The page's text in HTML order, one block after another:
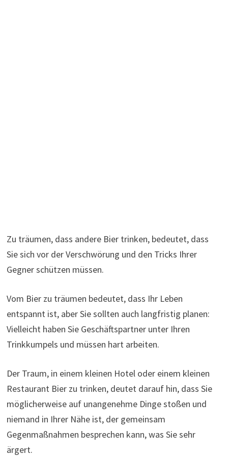
Zu träumen, dass andere Bier trinken, bedeutet, dass
Sie sich vor der Verschwörung und den Tricks Ihrer
Gegner schützen müssen.
Vom Bier zu träumen bedeutet, dass Ihr Leben
entspannt ist, aber Sie sollten auch langfristig planen:
Vielleicht haben Sie Geschäftspartner unter Ihren
Trinkkumpels und müssen hart arbeiten.
Der Traum, in einem kleinen Hotel oder einem kleinen
Restaurant Bier zu trinken, deutet darauf hin, dass Sie
möglicherweise auf unangenehme Dinge stoßen und
niemand in Ihrer Nähe ist, der gemeinsam
Gegenmaßnahmen besprechen kann, was Sie sehr
ärgert.